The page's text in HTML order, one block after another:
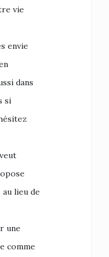
vie
envie
dans
si
lieu de
une
comme